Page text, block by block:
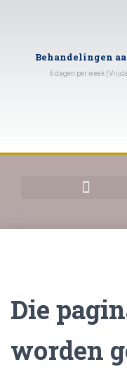
Behandelingen
6 dagen per week
Die
worden